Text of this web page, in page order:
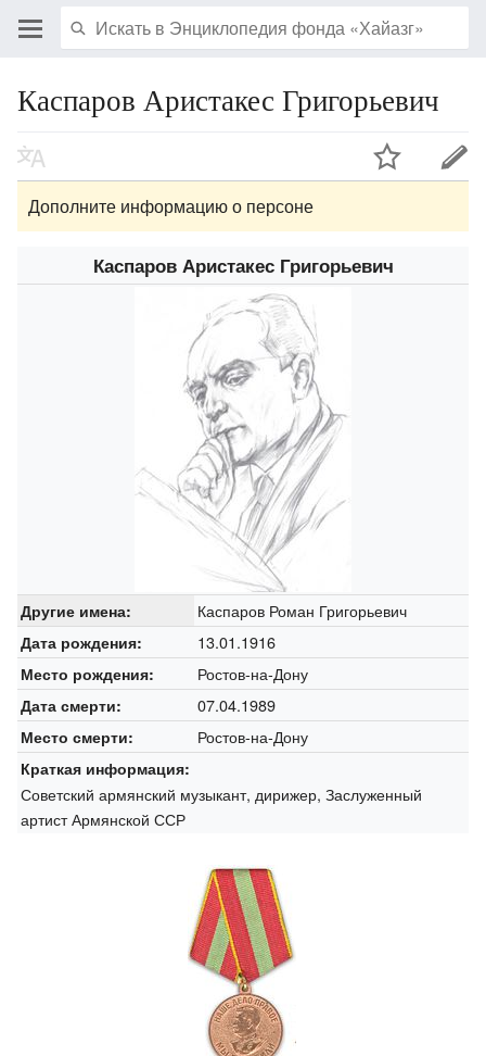
Каспаров Аристакес Григорьевич
Дополните информацию о персоне
Каспаров Аристакес Григорьевич
Другие имена: Каспаров Роман Григорьевич
Дата рождения: 13.01.1916
Место рождения: Ростов-на-Дону
Дата смерти: 07.04.1989
Место смерти: Ростов-на-Дону
Краткая информация:
Советский армянский музыкант, дирижер, Заслуженный
артист Армянской ССР